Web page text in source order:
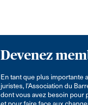
Devenez
En tant que plus importante
juristes, l’Association du
dont vous avez besoin pour